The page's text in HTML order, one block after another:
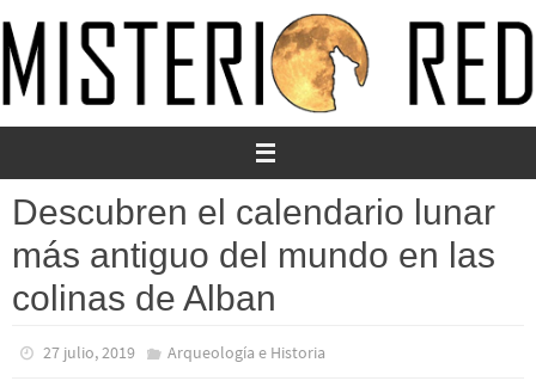
al
contenido
Descubren el calendario lunar
más antiguo del mundo en las
colinas de Alban
27 julio, 2019 Arqueología e Historia